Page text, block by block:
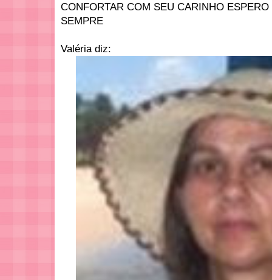
CONFORTAR COM SEU CARINHO
SEMPRE
Valéria diz: